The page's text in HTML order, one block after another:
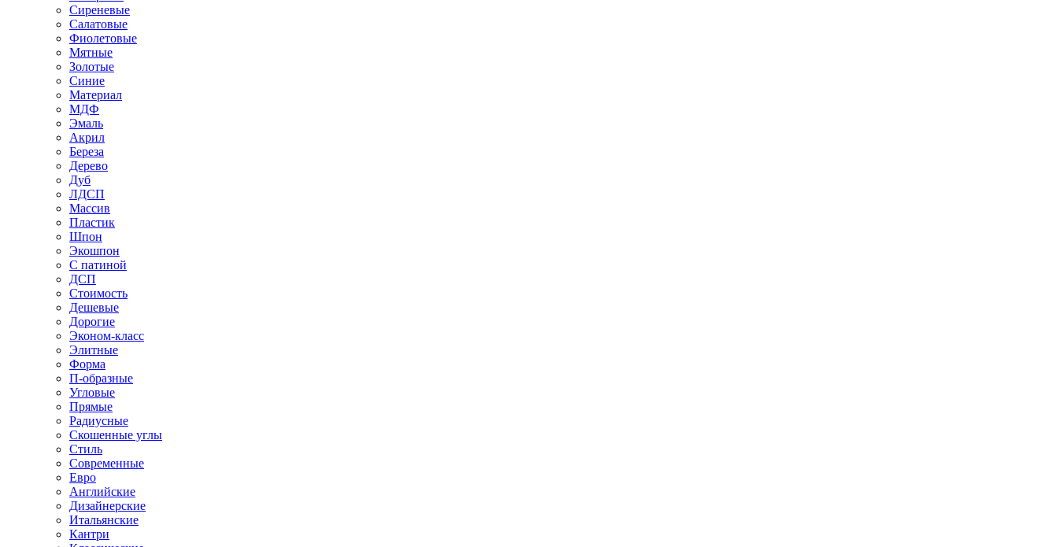
Сиреневые
Салатовые
Фиолетовые
Мятные
Золотые
Синие
Материал
МДФ
Эмаль
Акрил
Береза
Дерево
Дуб
ЛДСП
Массив
Пластик
Шпон
Экошпон
С патиной
ДСП
Стоимость
Дешевые
Дорогие
Эконом-класс
Элитные
Форма
П-образные
Угловые
Прямые
Радиусные
Скошенные углы
Стиль
Современные
Евро
Английские
Дизайнерские
Итальянские
Кантри